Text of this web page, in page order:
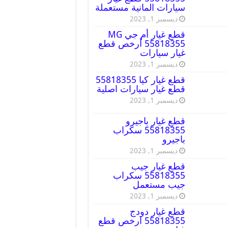
سيارات المانية مستعملة
ديسمبر 1, 2023
قطع غيار أم جي MG
55818355 أرخص قطع
غيار سيارات
ديسمبر 1, 2023
قطع غيار كيا 55818355
قطع غيار سيارات اصلية
ديسمبر 1, 2023
قطع غيار باجيرو
55818355 سكراب
باجيرو
ديسمبر 1, 2023
قطع غيار جيب
55818355 سكراب
جيب مستعمل
ديسمبر 1, 2023
قطع غيار دودج
55818355 ارخص قطع